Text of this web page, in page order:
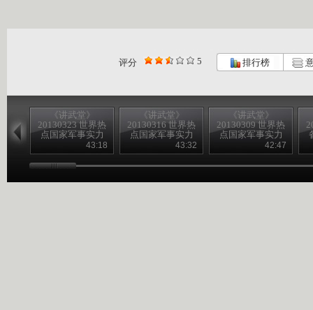
评分 5 排行榜
《讲武堂》
20130323 世界热
点国家军事实力
扫描之三崛起的
印度军力
43:18
《讲武堂》
20130316 世界热
点国家军事实力
扫描之二 躁动的
日本军力
43:32
《讲武堂》
20130309 世界热
点国家军事实力
扫描之一潜在的
韩国军力
42:47